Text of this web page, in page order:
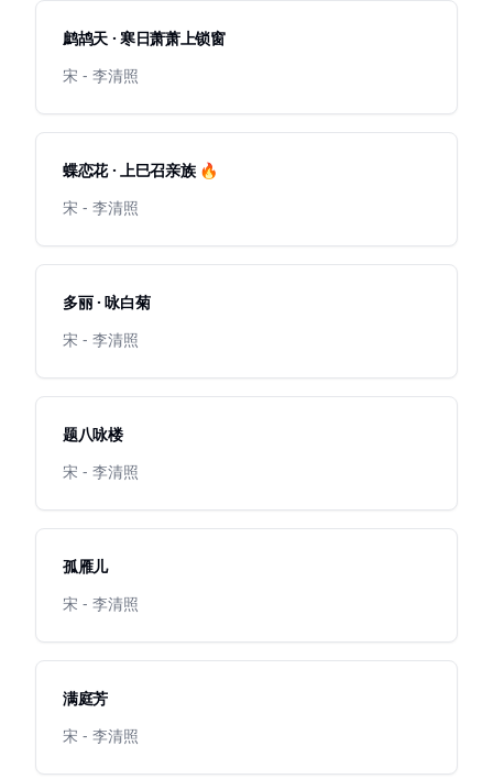
鹧鸪天 · 寒日萧萧上锁窗
宋 - 李清照
蝶恋花 · 上巳召亲族 🔥
宋 - 李清照
多丽 · 咏白菊
宋 - 李清照
题八咏楼
宋 - 李清照
孤雁儿
宋 - 李清照
满庭芳
宋 - 李清照